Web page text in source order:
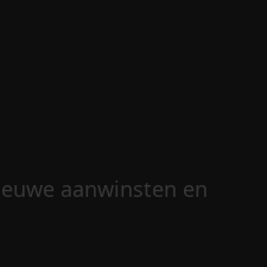
aanwinsten en